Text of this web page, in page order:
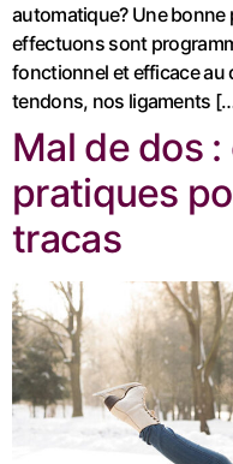
automatique? Une
effectuons sont
fonctionnel et efficace au
tendons, nos ligaments
Mal de dos
pratiques
tracas